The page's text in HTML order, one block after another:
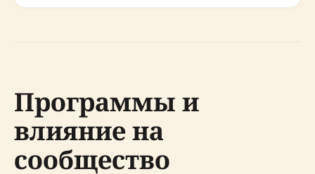
Программы и
влияние на
сообщество